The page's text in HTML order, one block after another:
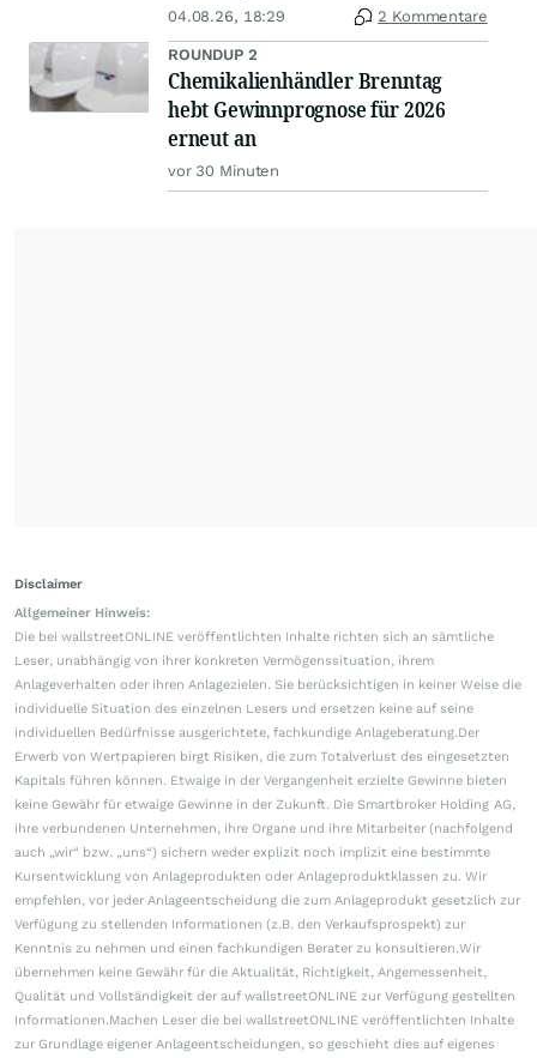
04.08.26, 18:29 2 Kommentare
ROUNDUP 2
Chemikalienhändler Brenntag
hebt Gewinnprognose für 2026
erneut an
vor 30 Minuten
Disclaimer
Allgemeiner Hinweis:
Die bei wallstreetONLINE veröffentlichten Inhalte richten sich an sämtliche
Leser, unabhängig von ihrer konkreten Vermögenssituation, ihrem
Anlageverhalten oder ihren Anlagezielen. Sie berücksichtigen in keiner Weise die
individuelle Situation des einzelnen Lesers und ersetzen keine auf seine
individuellen Bedürfnisse ausgerichtete, fachkundige Anlageberatung.Der
Erwerb von Wertpapieren birgt Risiken, die zum Totalverlust des eingesetzten
Kapitals führen können. Etwaige in der Vergangenheit erzielte Gewinne bieten
keine Gewähr für etwaige Gewinne in der Zukunft. Die Smartbroker Holding AG,
ihre verbundenen Unternehmen, ihre Organe und ihre Mitarbeiter (nachfolgend
auch „wir“ bzw. „uns“) sichern weder explizit noch implizit eine bestimmte
Kursentwicklung von Anlageprodukten oder Anlageproduktklassen zu. Wir
empfehlen, vor jeder Anlageentscheidung die zum Anlageprodukt gesetzlich zur
Verfügung zu stellenden Informationen (z.B. den Verkaufsprospekt) zur
Kenntnis zu nehmen und einen fachkundigen Berater zu konsultieren.Wir
übernehmen keine Gewähr für die Aktualität, Richtigkeit, Angemessenheit,
Qualität und Vollständigkeit der auf wallstreetONLINE zur Verfügung gestellten
Informationen.Machen Leser die bei wallstreetONLINE veröffentlichten Inhalte
zur Grundlage eigener Anlageentscheidungen, so geschieht dies auf eigenes